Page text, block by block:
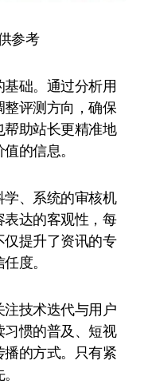
参考
础。通过分析用
整评测方向，确保
助站长更精准地
的信息。
、系统的审核机
达的客观性，每
提升了资讯的专
度。
技术迭代与用户
惯的普及、短视
的方式。只有紧